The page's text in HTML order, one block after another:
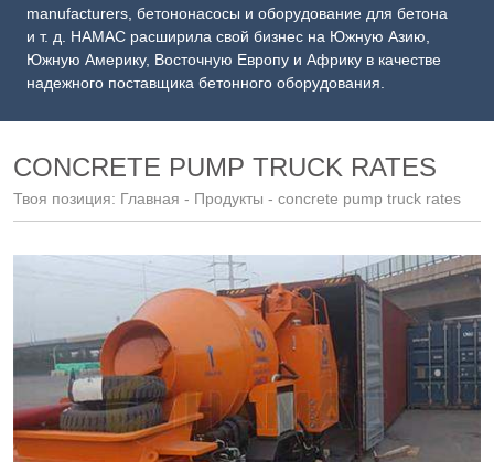
manufacturers, бетононасосы и оборудование для бетона
и т. д. HAMAC расширила свой бизнес на Южную Азию,
Южную Америку, Восточную Европу и Африку в качестве
надежного поставщика бетонного оборудования.
CONCRETE PUMP TRUCK RATES
Твоя позиция: Главная - Продукты - concrete pump truck rates